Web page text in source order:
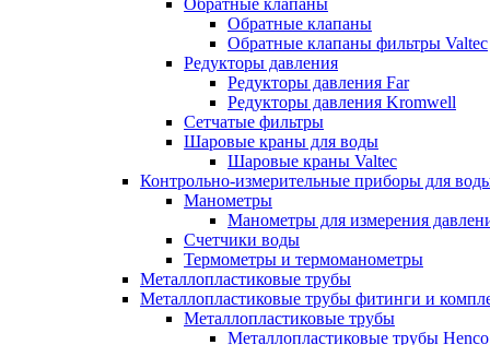
Обратные клапаны
Обратные клапаны
Обратные клапаны фильтры Valtec
Редукторы давления
Редукторы давления Far
Редукторы давления Kromwell
Сетчатые фильтры
Шаровые краны для воды
Шаровые краны Valtec
Контрольно-измерительные приборы для
Манометры
Манометры для измерения
Счетчики воды
Термометры и термоманометры
Металлопластиковые трубы
Металлопластиковые трубы фитинги и
Металлопластиковые трубы
Металлопластиковые трубы Henco